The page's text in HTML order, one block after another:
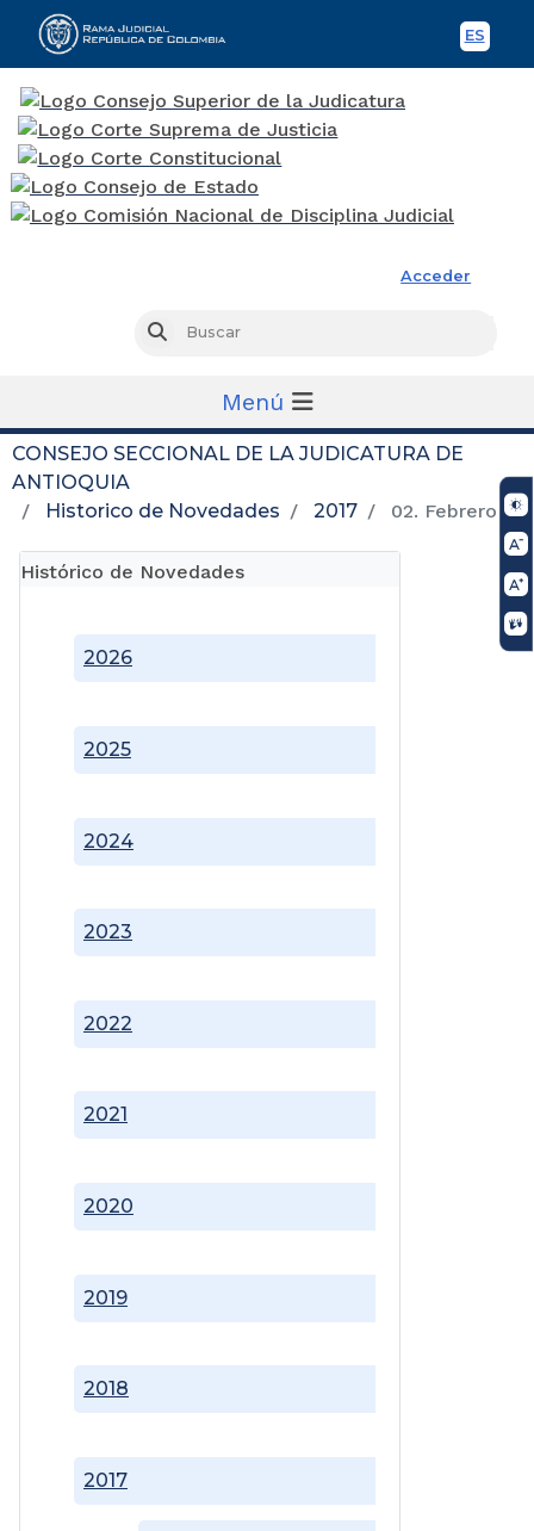
ES
Acceder
Buscar
Menú
CONSEJO SECCIONAL DE LA JUDICATURA DE
ANTIOQUIA
Historico de Novedades
2017 02. Febrero
Histórico de Novedades
2017
2018
2019
2020
2021
2022
2023
2024
2025
2026